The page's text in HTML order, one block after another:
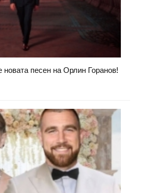
новата песен на Орлин Горанов!